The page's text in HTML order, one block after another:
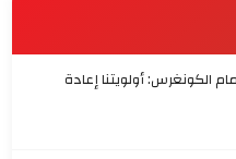
وارش في أول شهادة أمام الكونغرس: أولويتنا إعادة